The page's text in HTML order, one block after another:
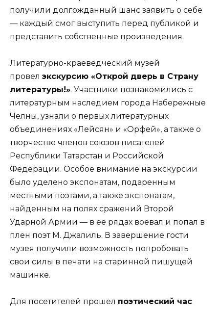
получили долгожданный шанс заявить о себе
— каждый смог выступить перед публикой и
представить собственные произведения.
Литературно-краеведческий музей
провел экскурсию «Открой дверь в Страну
литературы!». Участники познакомились с
литературным наследием города Набережные
Челны, узнали о первых литературных
объединениях «Лейсян» и «Орфей», а также о
творчестве членов союзов писателей
Республики Татарстан и Российской
Федерации. Особое внимание на экскурсии
было уделено экспонатам, подаренным
местными поэтами, а также экспонатам,
найденным на полях сражений Второй
Ударной Армии — в ее рядах воевал и попал в
плен поэт М. Джалиль. В завершение гости
музея получили возможность попробовать
свои силы в печати на старинной пишущей
машинке.
Для посетителей прошел поэтический час